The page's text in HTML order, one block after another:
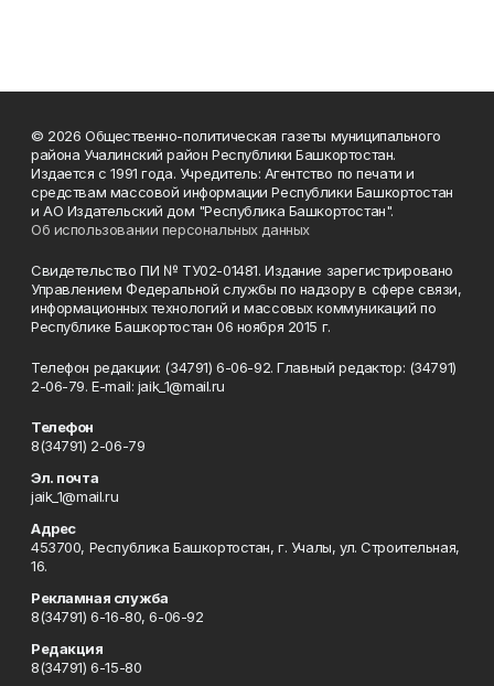
© 2026 Общественно-политическая газеты муниципального
района Учалинский район Республики Башкортостан.
Издается с 1991 года. Учредитель: Агентство по печати и
средствам массовой информации Республики Башкортостан
и АО Издательский дом "Республика Башкортостан".
Об использовании персональных данных
Свидетельство ПИ № ТУ02-01481. Издание зарегистрировано
Управлением Федеральной службы по надзору в сфере связи,
информационных технологий и массовых коммуникаций по
Республике Башкортостан 06 ноября 2015 г.
Телефон редакции: (34791) 6-06-92. Главный редактор: (34791)
2-06-79. Е-mаil: jaik_1@mail.ru
Телефон
8(34791) 2-06-79
Эл. почта
jaik_1@mail.ru
Адрес
453700, Республика Башкортостан, г. Учалы, ул. Строительная,
16.
Рекламная служба
8(34791) 6-16-80, 6-06-92
Редакция
8(34791) 6-15-80